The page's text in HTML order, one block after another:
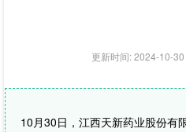
更新时间: 2024-10-
10月30日，江西天新药业股份有